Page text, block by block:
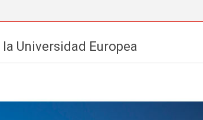
Universidad Europea